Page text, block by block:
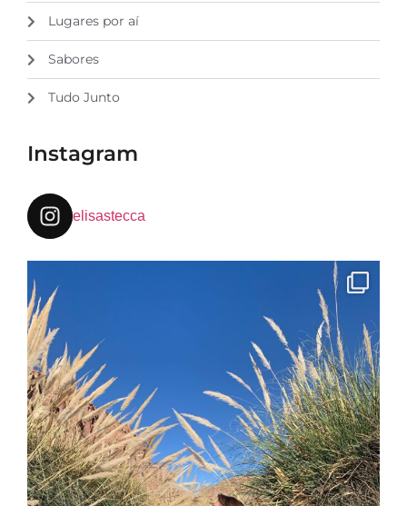
Lugares por aí
Sabores
Tudo Junto
Instagram
elisastecca